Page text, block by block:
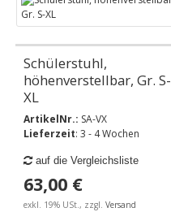
Schülerstuhl,
höhenverstellbar, Gr. S-
XL
ArtikelNr.: SA-VX
Lieferzeit: 3 - 4 Wochen
auf die Vergleichsliste
63,00 €
exkl. 19% USt., zzgl. Versand